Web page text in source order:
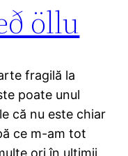
öllu
fragilă la
poate unul
că nu este chiar
ce m-am tot
ori în ultimii